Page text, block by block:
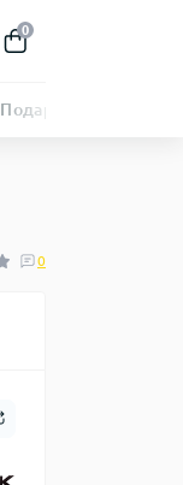
0
Подарунковий
0